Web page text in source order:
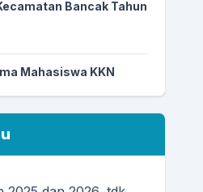
Bancak Tahun
Mahasiswa KKN
Pupuk,
Perkuat Sinergi
mudah dan lebih
dan 2026, tdk